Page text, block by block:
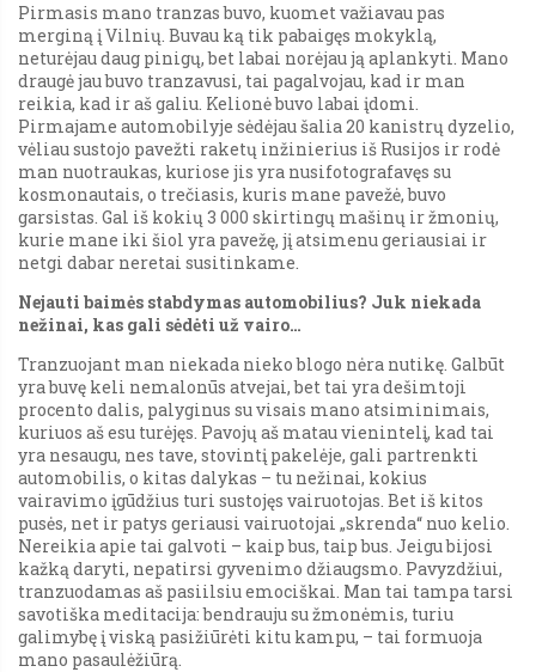
Pirmasis mano tranzas buvo, kuomet važiavau pas
merginą į Vilnių. Buvau ką tik pabaigęs mokyklą,
neturėjau daug pinigų, bet labai norėjau ją aplankyti. Mano
draugė jau buvo tranzavusi, tai pagalvojau, kad ir man
reikia, kad ir aš galiu. Kelionė buvo labai įdomi.
Pirmajame automobilyje sėdėjau šalia 20 kanistrų dyzelio,
vėliau sustojo pavežti raketų inžinierius iš Rusijos ir rodė
man nuotraukas, kuriose jis yra nusifotografavęs su
kosmonautais, o trečiasis, kuris mane pavežė, buvo
garsistas. Gal iš kokių 3 000 skirtingų mašinų ir žmonių,
kurie mane iki šiol yra pavežę, jį atsimenu geriausiai ir
netgi dabar neretai susitinkame.
Nejauti baimės stabdymas automobilius? Juk niekada
nežinai, kas gali sėdėti už vairo…
Tranzuojant man niekada nieko blogo nėra nutikę. Galbūt
yra buvę keli nemalonūs atvejai, bet tai yra dešimtoji
procento dalis, palyginus su visais mano atsiminimais,
kuriuos aš esu turėjęs. Pavojų aš matau vienintelį, kad tai
yra nesaugu, nes tave, stovintį pakelėje, gali partrenkti
automobilis, o kitas dalykas – tu nežinai, kokius
vairavimo įgūdžius turi sustojęs vairuotojas. Bet iš kitos
pusės, net ir patys geriausi vairuotojai „skrenda“ nuo kelio.
Nereikia apie tai galvoti – kaip bus, taip bus. Jeigu bijosi
kažką daryti, nepatirsi gyvenimo džiaugsmo. Pavyzdžiui,
tranzuodamas aš pasiilsiu emociškai. Man tai tampa tarsi
savotiška meditacija: bendrauju su žmonėmis, turiu
galimybę į viską pasižiūrėti kitu kampu, – tai formuoja
mano pasaulėžiūrą.